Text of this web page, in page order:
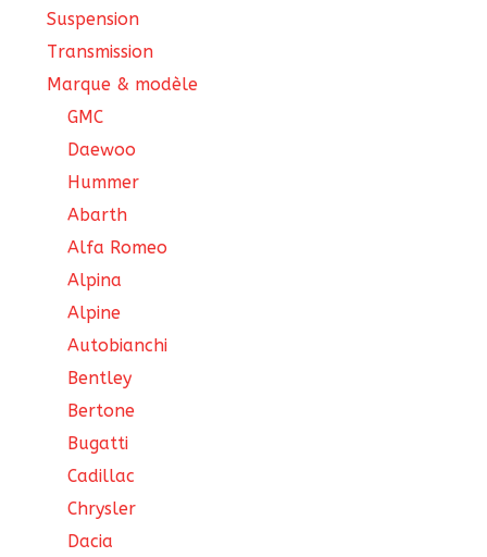
Suspension
Transmission
Marque & modèle
GMC
Daewoo
Hummer
Abarth
Alfa Romeo
Alpina
Alpine
Autobianchi
Bentley
Bertone
Bugatti
Cadillac
Chrysler
Dacia